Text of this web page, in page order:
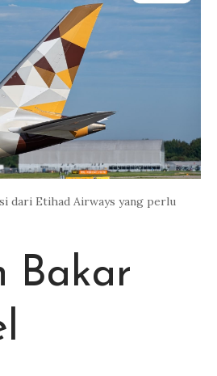
dari Etihad Airways yang perlu
Bakar